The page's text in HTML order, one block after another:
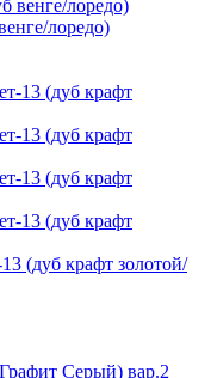
лоредо)
(дуб крафт золотой/